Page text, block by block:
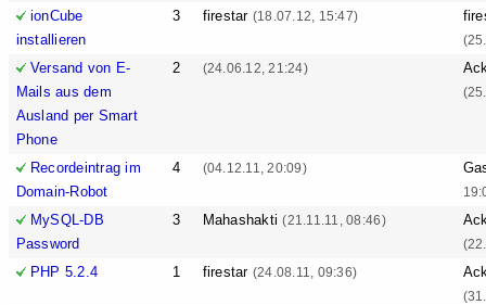
ionCube
installieren
3 firestar (18.07.12, 15:47)
Versand von E-
Mails aus dem
Ausland per Smart
Phone
2 (24.06.12, 21:24)
Recordeintrag im
Domain-Robot
4 (04.12.11, 20:09)
MySQL-DB
Password
3 Mahashakti(21.11.11, 08:46)
PHP 5.2.4 1 firestar (24.08.11, 09:36)